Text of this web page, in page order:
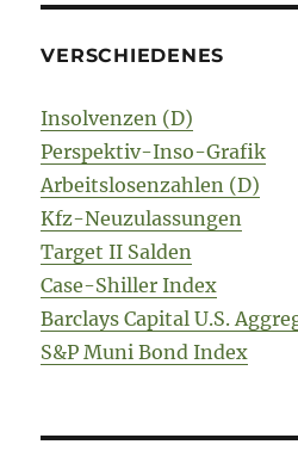
VERSCHIEDENES
Insolvenzen (D)
Perspektiv-Inso-Grafik
Arbeitslosenzahlen (D)
Kfz-Neuzulassungen
Target II Salden
Case-Shiller Index
Barclays Capital U.S.
S&P Muni Bond Index